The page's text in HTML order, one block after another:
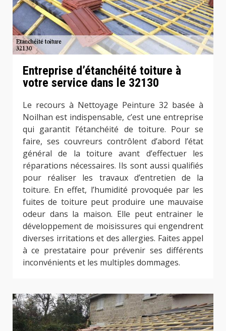
Entreprise d’étanchéité toiture à
votre service dans le 32130
Le recours à Nettoyage Peinture 32 basée à
Noilhan est indispensable, c’est une entreprise
qui garantit l’étanchéité de toiture. Pour se
faire, ses couvreurs contrôlent d’abord l’état
général de la toiture avant d’effectuer les
réparations nécessaires. Ils sont aussi qualifiés
pour réaliser les travaux d’entretien de la
toiture. En effet, l’humidité provoquée par les
fuites de toiture peut produire une mauvaise
odeur dans la maison. Elle peut entrainer le
développement de moisissures qui engendrent
diverses irritations et des allergies. Faites appel
à ce prestataire pour prévenir ses différents
inconvénients et les multiples dommages.